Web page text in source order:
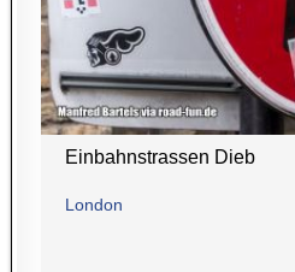
Einbahnstrassen Dieb
London